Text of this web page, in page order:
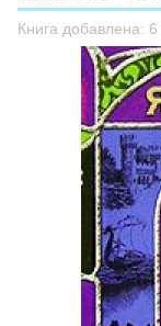
Книга добавлена: